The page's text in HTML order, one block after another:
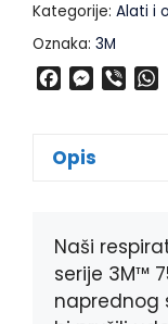
Kategorije: Alati i
Oznaka: 3M
e
b
k
M
s
e
r
Opis
Naši
serije 3M™
naprednog